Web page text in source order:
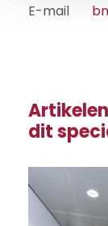
E-mail
dit